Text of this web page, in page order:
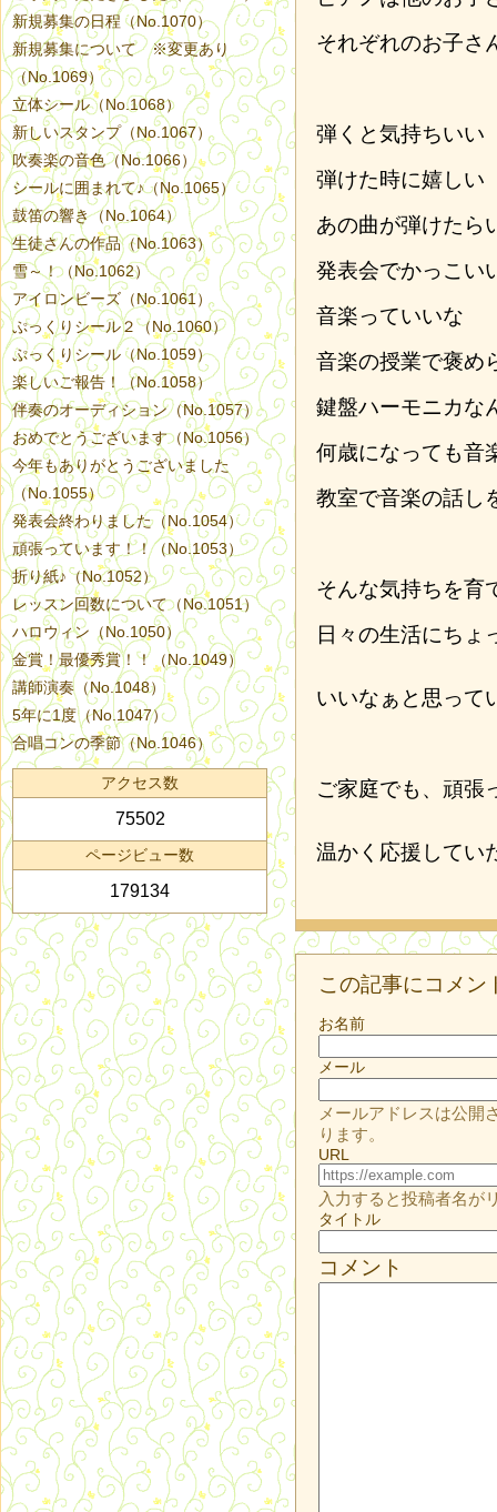
それぞれのお子さ
弾くと気持ちいい
弾けた時に嬉しい
あの曲が弾けたら
発表会でかっこい
音楽っていいな
音楽の授業で褒め
鍵盤ハーモニカな
何歳になっても音
教室で音楽の話し
そんな気持ちを育
日々の生活にちょ
いいなぁと思って
ご家庭でも、頑張
温かく応援してい
この記事にコメン
お名前
メール
メールアドレスは公開
ります。
URL
入力すると投稿者名が
タイトル
コメント
新規募集の日程（No.1070）
新規募集について ※変更あり
（No.1069）
立体シール（No.1068）
新しいスタンプ（No.1067）
吹奏楽の音色（No.1066）
シールに囲まれて♪（No.1065）
鼓笛の響き（No.1064）
生徒さんの作品（No.1063）
雪～！（No.1062）
アイロンビーズ（No.1061）
ぷっくりシール２（No.1060）
ぷっくりシール（No.1059）
楽しいご報告！（No.1058）
伴奏のオーディション（No.1057）
おめでとうございます（No.1056）
今年もありがとうございました
（No.1055）
発表会終わりました（No.1054）
頑張っています！！（No.1053）
折り紙♪（No.1052）
レッスン回数について（No.1051）
ハロウィン（No.1050）
金賞！最優秀賞！！（No.1049）
講師演奏（No.1048）
5年に1度（No.1047）
合唱コンの季節（No.1046）
アクセス数
75502
ページビュー数
179134